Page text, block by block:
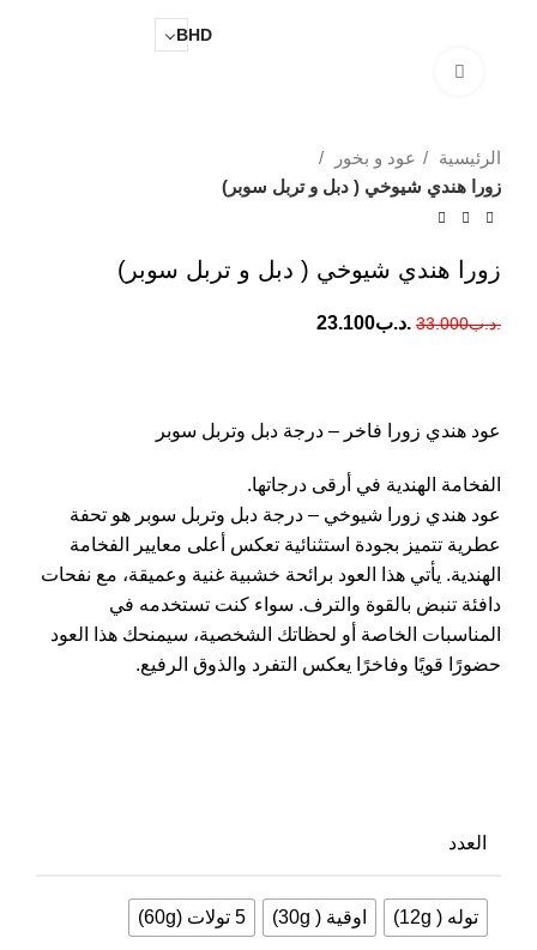
BHD
الرئيسية
عود و بخور
زورا هندي شيوخي ( دبل و تربل سوبر)
زورا هندي شيوخي ( دبل و تربل سوبر)
.د.ب33.000 .د.ب23.100
عود هندي زورا فاخر – درجة دبل وتربل سوبر
الفخامة الهندية في أرقى درجاتها.
عود هندي زورا شيوخي – درجة دبل وتربل سوبر هو تحفة
عطرية تتميز بجودة استثنائية تعكس أعلى معايير الفخامة
الهندية. يأتي هذا العود برائحة خشبية غنية وعميقة، مع نفحات
دافئة تنبض بالقوة والترف. سواء كنت تستخدمه في
المناسبات الخاصة أو لحظاتك الشخصية، سيمنحك هذا العود
حضورًا قويًا وفاخرًا يعكس التفرد والذوق الرفيع.
العدد
توله ( 12g) اوقية ( 30g) 5 تولات (60g)